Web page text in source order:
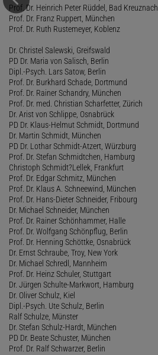
Prof. Dr. Heinrich Peter Rüddel, Bad Kreuznach
Prof. Dr. Franz Ruppert, München
Prof. Dr. Ruth Rustemeyer, Koblenz
Dr. Christel Salewski, Greifswald
PD Dr. Maria von Salisch, Berlin
Dipl.-Psych. Lars Satow, Berlin
Prof. Dr. Burkhard Schade, Dortmund
Prof. Dr. Rainer Schandry, München
Prof. Dr. med. Christian Scharfetter, Zürich
Dr. Arist von Schlippe, Osnabrück
PD Dr. Klaus-Helmut Schmidt, Dortmund
Dr. Martin Schmidt, München
PD Dr. Lothar Schmidt-Atzert, Würzburg
Prof. Dr. Stefan Schmidtchen, Hamburg
Christoph Schmidt?Lellek, Frankfurt
Prof. Dr. Edgar Schmitz, München
Prof. Dr. Klaus A. Schneewind, München
Prof. Dr. Hans-Dieter Schneider, Fribourg
Dr. Michael Schneider, München
Prof. Dr. Rainer Schönhammer, Halle
Prof. Dr. Wolfgang Schönpflug, Berlin
Prof. Dr. Henning Schöttke, Osnabrück
Dr. Ernst Schraube, Troy, New York
Dr. Michael Schredl, Mannheim
Prof. Dr. Heinz Schuler, Stuttgart
Dr. Jürgen Schulte-Markwort, Hamburg
Dr. Oliver Schulz, Kiel
Dipl.-Psych. Ute Schulz, Berlin
Ralf Schulze, Münster
Dr. Stefan Schulz-Hardt, München
PD Dr. Beate Schuster, München
Prof. Dr. Ralf Schwarzer, Berlin